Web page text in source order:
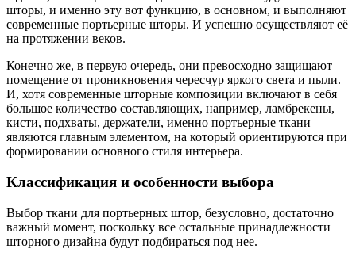
шторы, и именно эту вот функцию, в основном, и выполняют
современные портьерные шторы. И успешно осуществляют её
на протяжении веков.
Конечно же, в первую очередь, они превосходно защищают
помещение от проникновения чересчур яркого света и пыли.
И, хотя современные шторные композиции включают в себя
большое количество составляющих, например, ламбрекены,
кисти, подхваты, держатели, именно портьерные ткани
являются главным элементом, на который ориентируются при
формировании основного стиля интерьера.
Классификация и особенности выбора
Выбор ткани для портьерных штор, безусловно, достаточно
важный момент, поскольку все остальные принадлежности
шторного дизайна будут подбираться под нее.